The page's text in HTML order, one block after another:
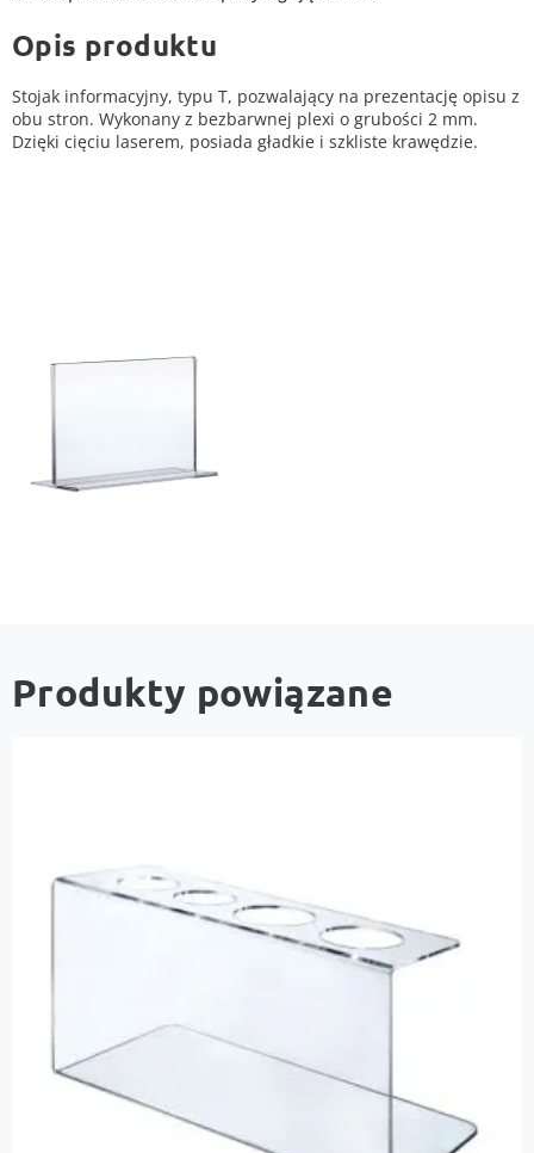
Opis produktu
Stojak informacyjny, typu T, pozwalający na prezentację opisu z
obu stron. Wykonany z bezbarwnej plexi o grubości 2 mm.
Dzięki cięciu laserem, posiada gładkie i szkliste krawędzie.
Produkty powiązane